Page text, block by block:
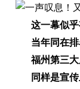
这一幕似
当年同在
福州第三
同样是宣